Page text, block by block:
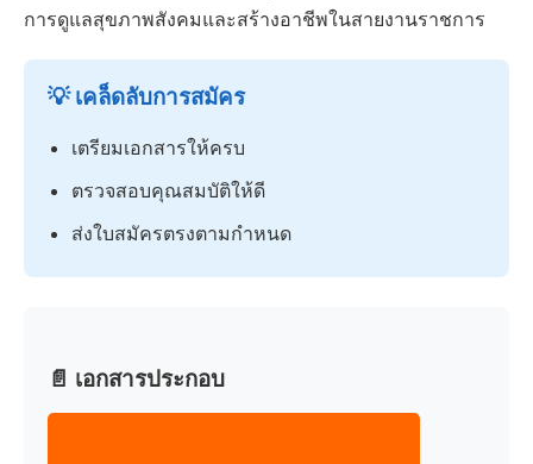
การดูแลสุขภาพสังคมและสร้างอาชีพในสายงานราชการ
💡 เคล็ดลับการสมัคร
เตรียมเอกสารให้ครบ
ตรวจสอบคุณสมบัติให้ดี
ส่งใบสมัครตรงตามกำหนด
📄 เอกสารประกอบ